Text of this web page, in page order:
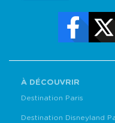
À DÉCOUVRIR
Destination Paris
Destination Disneyland